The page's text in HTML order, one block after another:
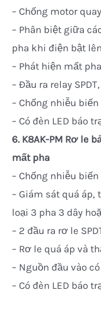
– Chống motor
– Phân biệt giữa
pha khi điện bật
– Phát hiện mất
– Đầu ra relay
– Chống nhiễu
– Có đèn LED báo
6. K8AK-PM Rơ le
mất pha
– Chống nhiễu
– Giám sát quá
loại 3 pha 3 dây
– 2 đầu ra rơ le
– Rơ le quá áp và
– Nguồn đầu vào
– Có đèn LED báo